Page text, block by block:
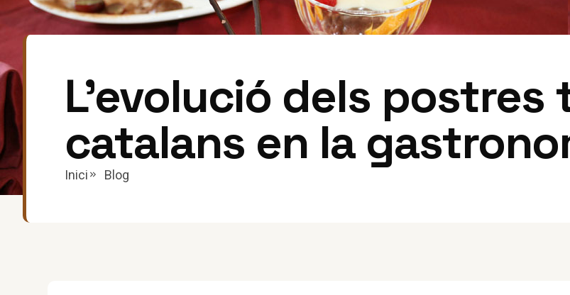
L’evolució dels
catalans en la
Inici Blog